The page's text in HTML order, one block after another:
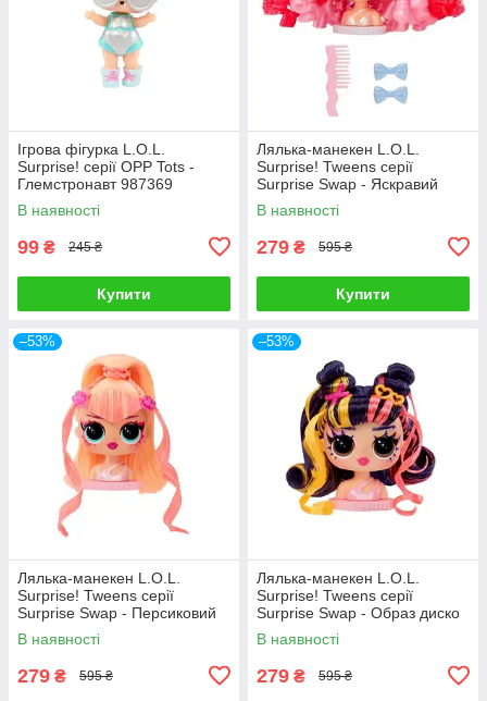
Ігрова фігурка L.O.L.
Surprise! серії OPP Tots -
Глемстронавт 987369
В наявності
99 ₴ 245 ₴
Купити
Лялька-манекен L.O.L.
Surprise! Tweens серії
Surprise Swap - Яскравий
образ 593522-1
В наявності
279 ₴ 595 ₴
Купити
–53%
Лялька-манекен L.O.L.
Surprise! Tweens серії
Surprise Swap - Персиковий
образ 593522-2
В наявності
279 ₴ 595 ₴
–53%
Лялька-манекен L.O.L.
Surprise! Tweens серії
Surprise Swap - Образ диско
593522-3
В наявності
279 ₴ 595 ₴